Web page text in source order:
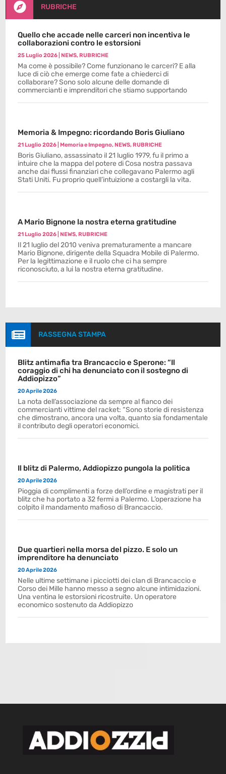
 RUBRICHE
Quello che accade nelle carceri non incentiva le
collaborazioni contro le estorsioni
25 Luglio 2026 |NEWS,RUBRICHE
Ma come è possibile? Come funzionano le carceri? E alla
luce di ciò che emerge come fate a chiederci di
collaborare? Sono solo alcune delle domande di
commercianti e imprenditori che stiamo supportando
Memoria & Impegno: ricordando Boris Giuliano
21 Luglio 2026 |Memoria e Impegno,NEWS,RUBRICHE
Boris Giuliano, assassinato il 21 luglio 1979, fu il primo a
intuire che la mappa del potere di Cosa nostra passava
anche dai flussi finanziari che collegavano Palermo agli
Stati Uniti. Fu proprio quell’intuizione a costargli la vita.
A Mario Bignone la nostra eterna gratitudine
21 Luglio 2026 |NEWS,RUBRICHE
Il 21 luglio del 2010 veniva prematuramente a mancare
Mario Bignone, dirigente della Squadra Mobile di Palermo.
Per la legittimazione e il ruolo che ci ha sempre
riconosciuto, a lui la nostra eterna gratitudine.
 RASSEGNA STAMPA
Blitz antimafia tra Brancaccio e Sperone: “Il
coraggio di chi ha denunciato con il sostegno di
Addiopizzo”
20 Aprile 2026
La nota dell’associazione da sempre al fianco dei
commercianti vittime del racket: “Sono storie di resistenza
che dimostrano, ancora una volta, quanto sia fondamentale
il contributo degli operatori economici.
Il blitz di Palermo, Addiopizzo pungola la politica
20 Aprile 2026
Pioggia di complimenti a forze dell’ordine e magistrati per il
blitz che ha portato a 32 fermi a Palermo. L’operazione ha
colpito il mandamento mafioso di Brancaccio.
Due quartieri nella morsa del pizzo. E solo un
imprenditore ha denunciato
20 Aprile 2026
Nelle ultime settimane i picciotti dei clan di Brancaccio e
Corso dei Mille hanno messo a segno alcune intimidazioni.
Una ventina le estorsioni ricostruite. Un operatore
economico sostenuto da Addiopizzo